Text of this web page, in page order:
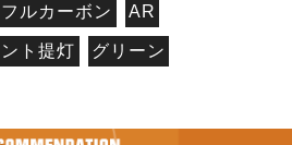
フルカーボン AR
ト提灯 グリーン